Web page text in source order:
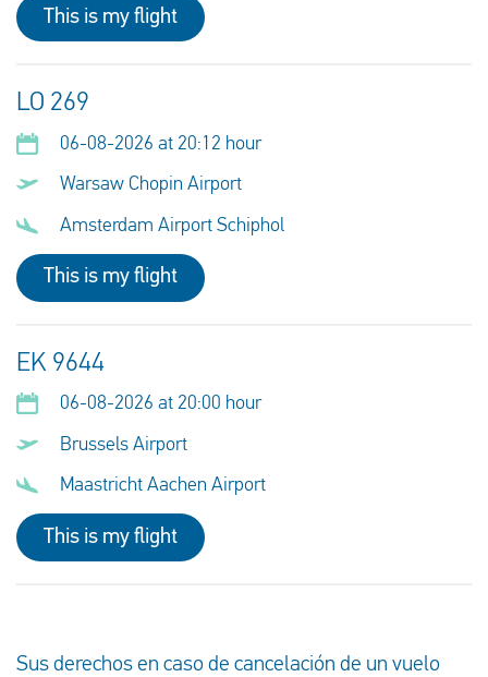
This is my flight
LO 269
06-08-2026 at 20:12 hour
Warsaw Chopin Airport
Amsterdam Airport Schiphol
This is my flight
EK 9644
06-08-2026 at 20:00 hour
Brussels Airport
Maastricht Aachen Airport
This is my flight
Sus derechos en caso de cancelación de un vuelo